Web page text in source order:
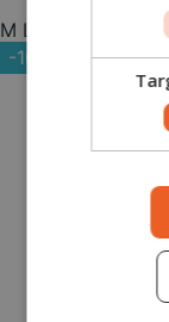
M L
-10%